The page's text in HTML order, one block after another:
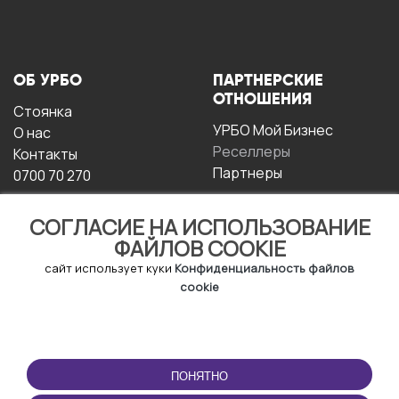
СОГЛАСИЕ НА ИСПОЛЬЗОВАНИЕ
ФАЙЛОВ COOKIE
сайт использует куки Конфиденциальность файлов
cookie
ПОНЯТНО
ОБ УРБО
Стоянка
О нас
Контакты
0700 70 270
ПАРТНЕРСКИЕ
ОТНОШЕНИЯ
УРБО Мой Бизнес
Реселлеры
Партнеры
ЭКСПЛУАТАЦИИ
Условия и положения
ПРИЛОЖЕНИЕ